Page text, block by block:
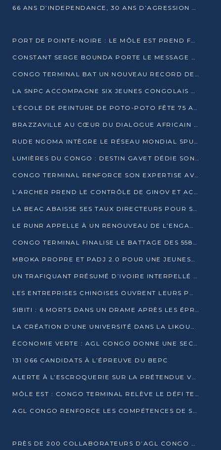
66 ANS D’INDEPENDANCE, 30 ANS D’AGRESSION RWAN DAISE : 4 PRESIDENCES, UN ECHEC COLLECTIF
PORT DE POINTE-NOIRE : LE MÔLE EST PREND FORME ET VISE LES GÉANTS DES MERS
CONSTANT SERGE BOUNDA PORTE LE MESSAGE DE COMPASSION DE DENIS SASSOU NGUESSO EN IRAN
CONGO TERMINAL BAT UN NOUVEAU RECORD DE PRODUCTIVITÉ AU PORT DE POINTE-NOIRE
LA SNPC ACCOMPAGNE SIX JEUNES CONGOLAIS AUX OLYMPIADES PANAFRICAINES DE MATHÉMATIQUES
L’ÉCOLE DE PEINTURE DE POTO-POTO FÊTE 75 ANS AU SERVICE DE L’ART CONGOLAIS
BRAZZAVILLE AU CŒUR DU DIALOGUE AFRICAIN SUR LES OBJECTIFS DE DÉVELOPPEMENT DURABLE
RUDE NGOMA INTÈGRE LE RÉSEAU MONDIAL SPUTNIK PRO APRÈS UNE FORMATION À MOSCOU
LUMIÈRES DU CONGO : DESTIN GAVET DÉDIE SON PRIX À L’UNITÉ NATIONALE ET À LA JEUNESSE
CONGO TERMINAL RENFORCE SON EXPERTISE AVEC NEUF NOUVEAUX FORMATEURS EN ENGINS PORTUAIRES
L’ARCHER PREND LE CONTRÔLE DE GINOV ET ACCÉLÈRE SON VIRAGE NUMÉRIQUE
LA BEAC ABAISSE SES TAUX DIRECTEURS POUR SOUTENIR LA CROISSANCE EN ZONE CEMAC
LE RUNR APPELLE À UN RENOUVEAU DE L’ENGAGEMENT MILITANT
CONGO TERMINAL FINALISE LE BATTAGE DES 558 PIEUX DU FUTUR QUAI DU MÔLE EST
MBOKA PROPRE ET PADJ 2.0 POUR UNE JEUNESSE PLUS AUTONOME
UN TRAFIQUANT PRÉSUMÉ D’IVOIRE INTERPELLÉ À DOLISIE
LES ENTREPRISES CHINOISES OUVRENT LEURS PORTES AUX JEUNES DIPLÔMÉS
SIBITI : 6 MORTS DANS UN DRAME APRÈS LES ÉPREUVES DU BEPC
LA CRÉATION D’UNE UNIVERSITÉ DANS LA LIKOUALA AU CŒUR D’UNE RÉFLEXION NATIONALE
ÉCONOMIE VERTE : AGL CONGO DONNE UNE SECONDE VIE À SES DÉCHETS INDUSTRIELS
131 066 CANDIDATS À L’ÉPREUVE DU BEPC
ALERTE À L’ESCROQUERIE SUR LA PRÉTENDUE VENTE DE PARCELLES AFAT
MÔLE EST : CONGO TERMINAL RELÈVE LE DÉFI TECHNIQUE DES SABLES BITUMINEUX
AGL CONGO RENFORCE LES COMPÉTENCES DE SES ÉQUIPES AVEC LA CERTIFICATION CACES® R483
PRÈS DE 200 COLLABORATEURS D’AGL CONGO EN FORMATION JUSQU’EN JUILLET